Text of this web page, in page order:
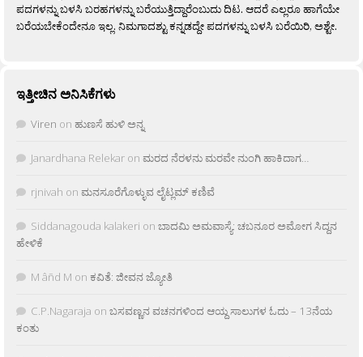
ಪದಗಳನ್ನು ಬಳಸಿ ಬರಹಗಳನ್ನು ಬರೆಯುತ್ತಿದ್ದಾರೆಂಬುದು ದಿಟ. ಆದರೆ ಎಲ್ಲರೂ ಹಾಗೆಯೇ
ಬರೆಯಬೇಕೆಂದೇನೂ ಇಲ್ಲ. ನಿಮಗಾದಶ್ಟು ಕನ್ನಡದ್ದೇ ಪದಗಳನ್ನು ಬಳಸಿ ಬರೆಯಿರಿ, ಅಶ್ಟೇ.
ಇತ್ತೀಚಿನ ಅನಿಸಿಕೆಗಳು
Viren on ಹುಣಸೆ ಹುಳಿ ಅನ್ನ
Janardhana Relekar on ಮರದ ನೆರಳನು ಮರವೇ ನುಂಗಿ ಹಾಕಿದಾಗ…
rjnivah on ಮನಸೂರೆಗೊಳ್ಳುವ ಲೈಟ್ಲಮ್ ಕಣಿವೆ
Siddanagouda kalakeri on ಬಾದಮಿ ಅಮವಾಸ್ಯೆ: ಚಬನೂರ ಅಮೋಗ ಸಿದ್ದನ
ಹೇಳಿಕೆ
M âñd M on ಕವಿತೆ: ಜೀವನ ಜ್ಯೋತಿ
C.P.Nagaraja on ಬಸವಣ್ಣನ ವಚನಗಳಿಂದ ಆಯ್ದ ಸಾಲುಗಳ ಓದು – 13ನೆಯ
ಕಂತು